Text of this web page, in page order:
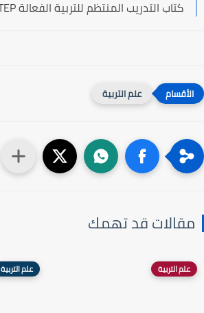
كتاب التدريب المنتظم للتربية الفعالة STEP
علم التربية
مقالات قد تهمك
علم التربية علم التربية